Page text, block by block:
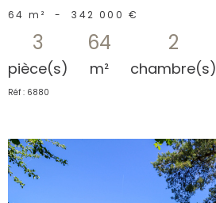
64 m² - 342 000 €
3
pièce(s)
64
m²
2
chambre(s)
Réf : 6880